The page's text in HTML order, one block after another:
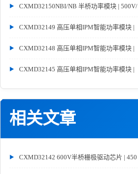
CXMD32150NBI/NB 半桥功率模块 | 500V/
CXMD32149 高压单相IPM智能功率模块 |
CXMD32148 高压单相IPM智能功率模块 |
CXMD32145 高压单相IPM智能功率模块 |
相关文章
CXMD32142 600V半桥栅极驱动芯片 | 450